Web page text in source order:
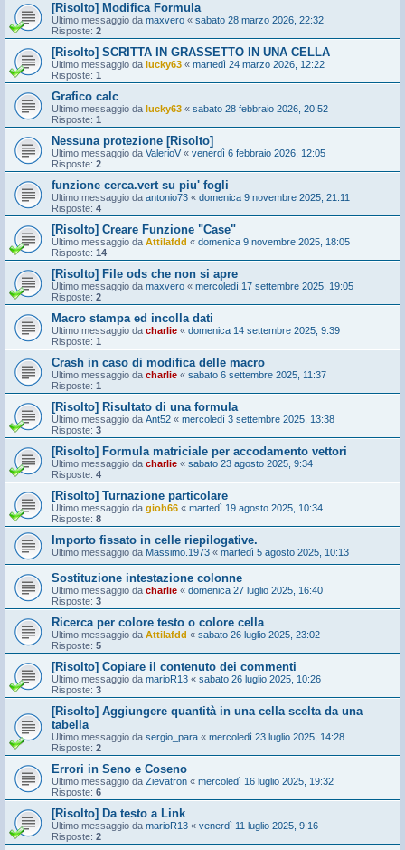
[Risolto] Modifica Formula
Ultimo messaggio da maxvero « sabato 28 marzo 2026, 22:32
Risposte: 2
[Risolto] SCRITTA IN GRASSETTO IN UNA CELLA
Ultimo messaggio da lucky63 « martedì 24 marzo 2026, 12:22
Risposte: 1
Grafico calc
Ultimo messaggio da lucky63 « sabato 28 febbraio 2026, 20:52
Risposte: 1
Nessuna protezione [Risolto]
Ultimo messaggio da ValerioV « venerdì 6 febbraio 2026, 12:05
Risposte: 2
funzione cerca.vert su piu' fogli
Ultimo messaggio da antonio73 « domenica 9 novembre 2025, 21:11
Risposte: 4
[Risolto] Creare Funzione "Case"
Ultimo messaggio da Attilafdd « domenica 9 novembre 2025, 18:05
Risposte: 14
[Risolto] File ods che non si apre
Ultimo messaggio da maxvero « mercoledì 17 settembre 2025, 19:05
Risposte: 2
Macro stampa ed incolla dati
Ultimo messaggio da charlie « domenica 14 settembre 2025, 9:39
Risposte: 1
Crash in caso di modifica delle macro
Ultimo messaggio da charlie « sabato 6 settembre 2025, 11:37
Risposte: 1
[Risolto] Risultato di una formula
Ultimo messaggio da Ant52 « mercoledì 3 settembre 2025, 13:38
Risposte: 3
[Risolto] Formula matriciale per accodamento vettori
Ultimo messaggio da charlie « sabato 23 agosto 2025, 9:34
Risposte: 4
[Risolto] Turnazione particolare
Ultimo messaggio da gioh66 « martedì 19 agosto 2025, 10:34
Risposte: 8
Importo fissato in celle riepilogative.
Ultimo messaggio da Massimo.1973 « martedì 5 agosto 2025, 10:13
Sostituzione intestazione colonne
Ultimo messaggio da charlie « domenica 27 luglio 2025, 16:40
Risposte: 3
Ricerca per colore testo o colore cella
Ultimo messaggio da Attilafdd « sabato 26 luglio 2025, 23:02
Risposte: 5
[Risolto] Copiare il contenuto dei commenti
Ultimo messaggio da marioR13 « sabato 26 luglio 2025, 10:26
Risposte: 3
[Risolto] Aggiungere quantità in una cella scelta da una
tabella
Ultimo messaggio da sergio_para « mercoledì 23 luglio 2025, 14:28
Risposte: 2
Errori in Seno e Coseno
Ultimo messaggio da Zievatron « mercoledì 16 luglio 2025, 19:32
Risposte: 6
[Risolto] Da testo a Link
Ultimo messaggio da marioR13 « venerdì 11 luglio 2025, 9:16
Risposte: 2